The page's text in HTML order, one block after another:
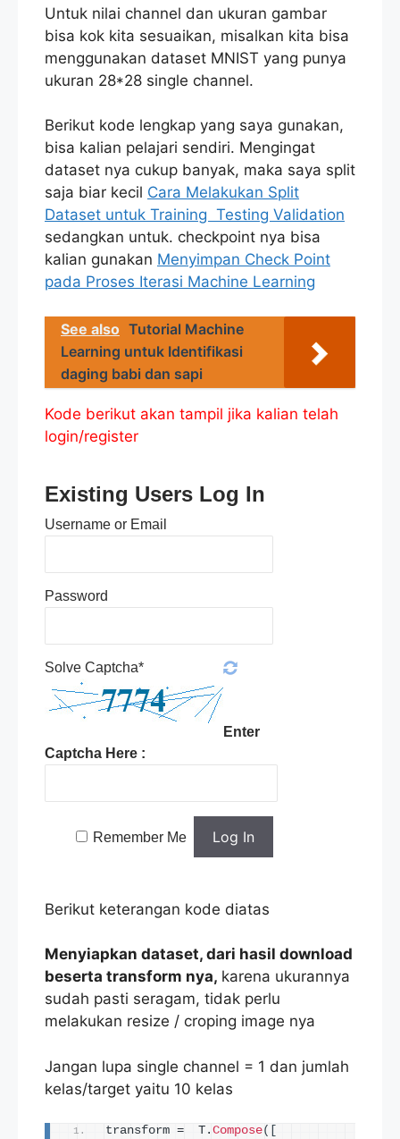
Untuk nilai channel dan ukuran gambar
bisa kok kita sesuaikan, misalkan kita bisa
menggunakan dataset MNIST yang punya
ukuran 28*28 single channel.
Berikut kode lengkap yang saya gunakan,
bisa kalian pelajari sendiri. Mengingat
dataset nya cukup banyak, maka saya split
saja biar kecil Cara Melakukan Split
Dataset untuk Training Testing Validation
sedangkan untuk. checkpoint nya bisa
kalian gunakan Menyimpan Check Point
pada Proses Iterasi Machine Learning
See also Tutorial Machine
Learning untuk Identifikasi
daging babi dan sapi
Kode berikut akan tampil jika kalian telah
login/register
Existing Users Log In
Username or Email
Password
Solve Captcha*
Enter
Captcha Here :
Remember Me
Berikut keterangan kode diatas
Menyiapkan dataset, dari hasil download
beserta transform nya, karena ukurannya
sudah pasti seragam, tidak perlu
melakukan resize / croping image nya
Jangan lupa single channel = 1 dan jumlah
kelas/target yaitu 10 kelas
transform =  T. Compose([